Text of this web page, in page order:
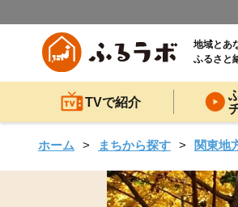
地域とあ
ふるさと
TVで紹介
ホーム まちから探す 関東地